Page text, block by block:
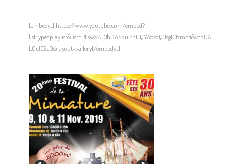
[embedyt] https://www.youtube.com/embed?
listType=playlist&list=PLsw5ZJ3hGASbul2h0QYA5xdQ9sg1C6mc4&v=o0A
LQc1C2c0&layout=gallery[/embedyt]